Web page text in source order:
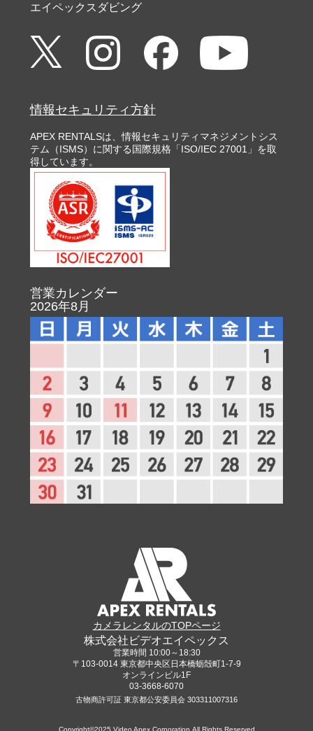
エイペックスダビング
情報セキュリティ方針
APEX RENTALSは、情報セキュリティマネジメントシス
テム（ISMS）に関する国際規格「ISO/IEC 27001」を取
得しています。
カメラレンタルのTOPページ
株式会社ビデオエイペックス
営業時間 10:00～18:30
〒103-0014 東京都中央区日本橋蛎殻町1-7-9
オンラインビル1F
03-3668-6070
古物商許可証 東京都公安委員会 303311007316
営業カレンダー
2026年8月
Copyright©2025 Video Apex Corporation,All Rights Reserved